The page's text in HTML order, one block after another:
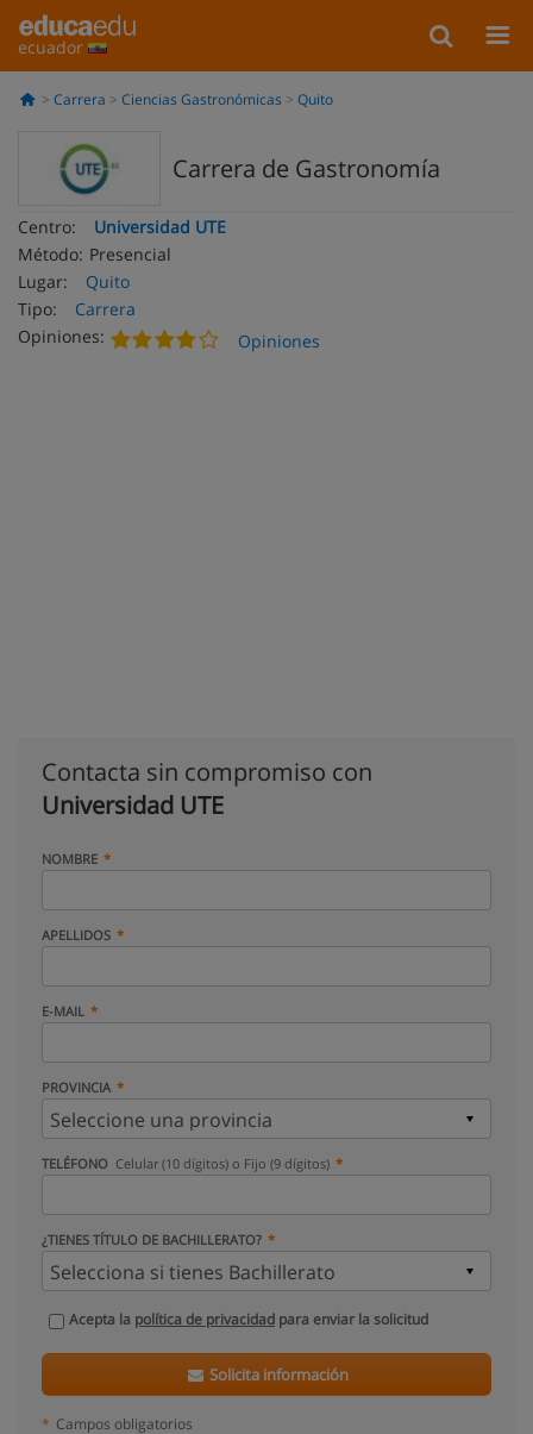
ecuador
Carrera Ciencias Gastronómicas Quito
Carrera de Gastronomía
Centro:
Universidad UTE
Método: Presencial
Lugar:
Quito
Tipo:
Carrera
Opiniones:
Opiniones
Contacta sin compromiso con
Universidad UTE
NOMBRE
APELLIDOS
E-MAIL
PROVINCIA
TELÉFONO Celular (10 dígitos) o Fijo (9 dígitos)
¿TIENES TÍTULO DE BACHILLERATO?
Acepta la política de privacidad para enviar la solicitud
Solicita información
* Campos obligatorios